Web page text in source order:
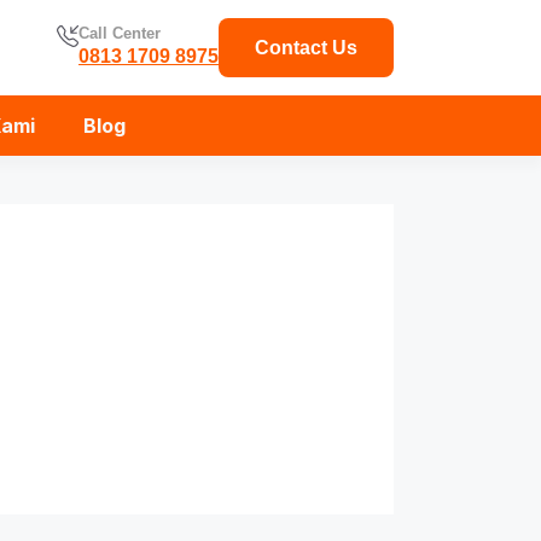
Call Center
0813 1709 8975 Contact Us
Blog